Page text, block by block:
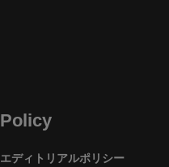
Policy
エディトリアルポリシー